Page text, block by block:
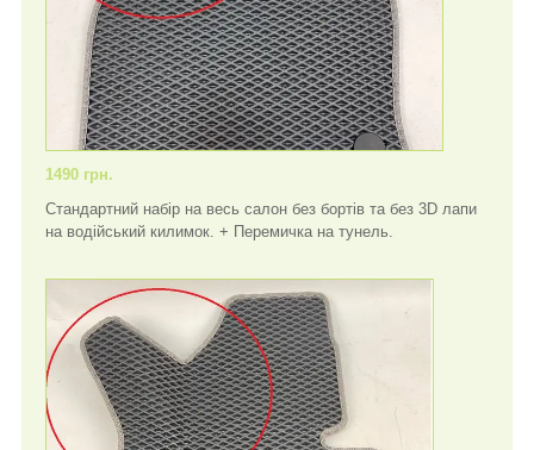
1490 грн.
Стандартний набір на весь салон без бортів та без 3D лапи
на водійський килимок. + Перемичка на тунель.